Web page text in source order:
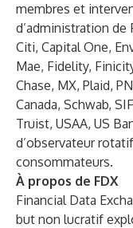
membres et
d’administration de
Citi, Capital One,
Mae, Fidelity,
Chase, MX, Plaid,
Canada, Schwab,
Truist, USAA, US
d’observateur
consommateurs.
À propos de FDX
Financial Data
but non lucratif